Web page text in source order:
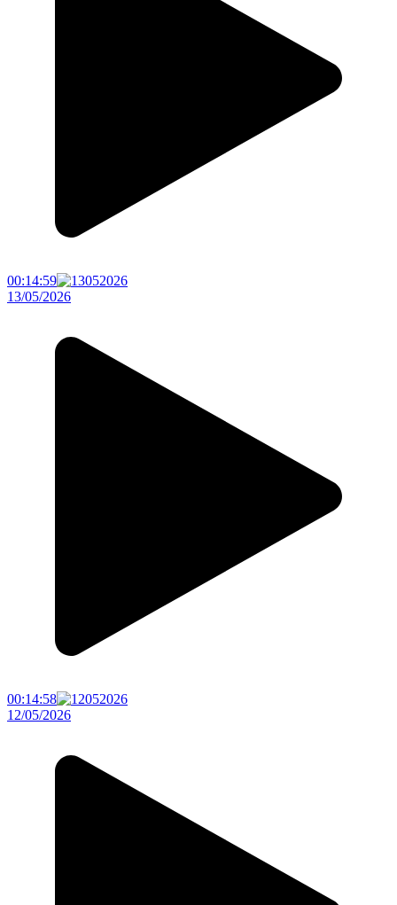
00:14:59
13/05/2026
00:14:58
12/05/2026